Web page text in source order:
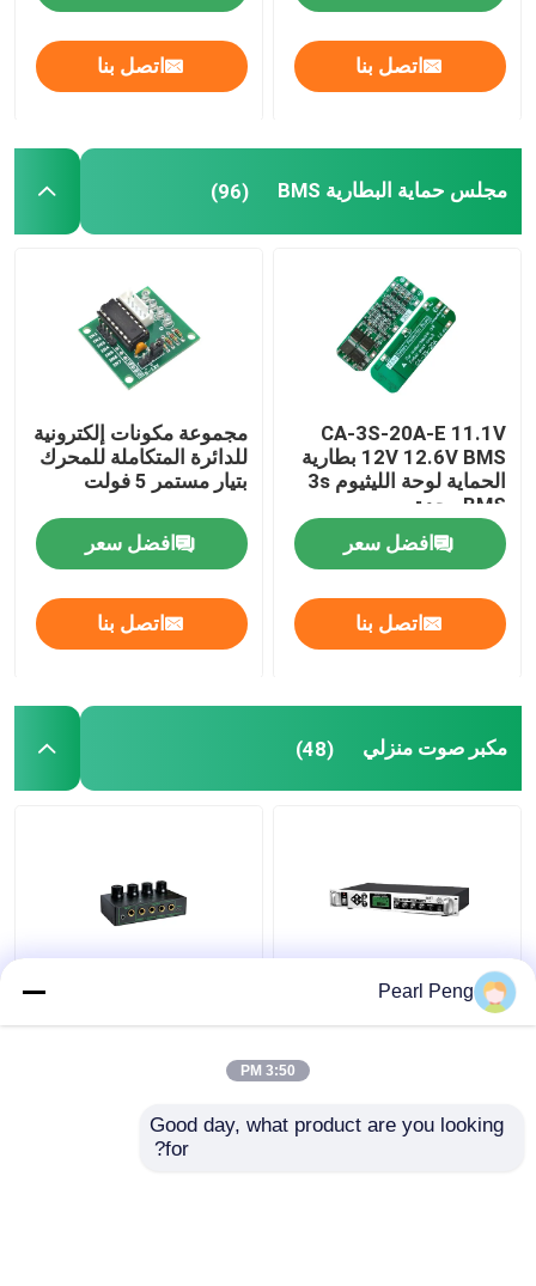
القضايا
وحدة لوحة مكبر
وحدة امدادات الطاقة
وحدة صوت بلوتوث
مجلس حماية البطارية BMS
مكبر صوت منزلي
أجزاء التلفزيونات المضخة
أداة الاختبار
مجلس التنمية
اتصل بنا اتصل بنا
مجلس حماية البطارية BMS (96)
CA-3S-20A-E 11.1V
12V 12.6V BMS بطارية
الحماية لوحة الليثيوم 3s
BMS وحدة
افضل سعر
اتصل بنا
مجموعة مكونات إلكترونية
للدائرة المتكاملة للمحرك
بتيار مستمر 5 فولت
افضل سعر
اتصل بنا
مكبر صوت منزلي (48)
مكبر الصوت التلقائي مع
ومزج صوت موزع
سماعات الرأس
Pearl Peng
3:50 PM
Good day, what product are you looking
for?